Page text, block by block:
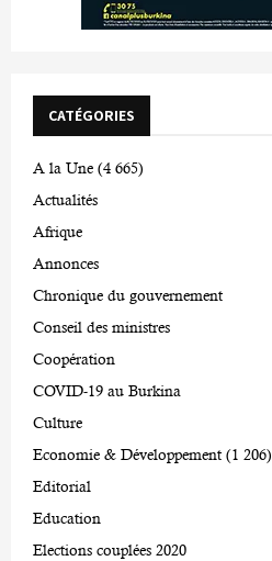
CATÉGORIES
A la Une (4 665)
Actualités
Afrique
Annonces
Chronique du gouvernement
Conseil des ministres
Coopération
COVID-19 au Burkina
Culture
Economie & Développement (1 206)
Editorial
Education
Elections couplées 2020